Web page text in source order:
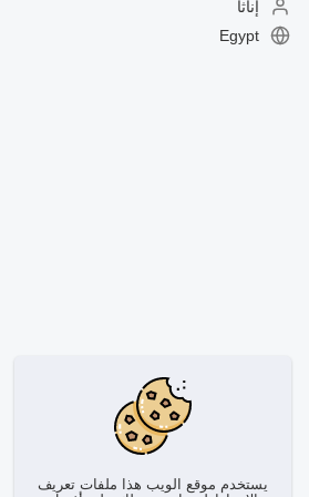
يستخدم موقع الويب هذا ملفات تعريف
إناثا